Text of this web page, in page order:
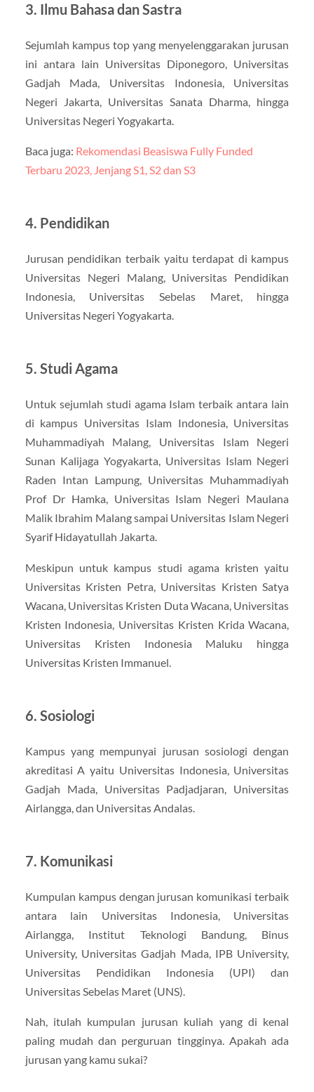
3. Ilmu Bahasa dan Sastra
Sejumlah kampus top yang menyelenggarakan jurusan
ini antara lain Universitas Diponegoro, Universitas
Gadjah Mada, Universitas Indonesia, Universitas
Negeri Jakarta, Universitas Sanata Dharma, hingga
Universitas Negeri Yogyakarta.
Baca juga: Rekomendasi Beasiswa Fully Funded
Terbaru 2023, Jenjang S1, S2 dan S3
4. Pendidikan
Jurusan pendidikan terbaik yaitu terdapat di kampus
Universitas Negeri Malang, Universitas Pendidikan
Indonesia, Universitas Sebelas Maret, hingga
Universitas Negeri Yogyakarta.
5. Studi Agama
Untuk sejumlah studi agama Islam terbaik antara lain
di kampus Universitas Islam Indonesia, Universitas
Muhammadiyah Malang, Universitas Islam Negeri
Sunan Kalijaga Yogyakarta, Universitas Islam Negeri
Raden Intan Lampung, Universitas Muhammadiyah
Prof Dr Hamka, Universitas Islam Negeri Maulana
Malik Ibrahim Malang sampai Universitas Islam Negeri
Syarif Hidayatullah Jakarta.
Meskipun untuk kampus studi agama kristen yaitu
Universitas Kristen Petra, Universitas Kristen Satya
Wacana, Universitas Kristen Duta Wacana, Universitas
Kristen Indonesia, Universitas Kristen Krida Wacana,
Universitas Kristen Indonesia Maluku hingga
Universitas Kristen Immanuel.
6. Sosiologi
Kampus yang mempunyai jurusan sosiologi dengan
akreditasi A yaitu Universitas Indonesia, Universitas
Gadjah Mada, Universitas Padjadjaran, Universitas
Airlangga, dan Universitas Andalas.
7. Komunikasi
Kumpulan kampus dengan jurusan komunikasi terbaik
antara lain Universitas Indonesia, Universitas
Airlangga, Institut Teknologi Bandung, Binus
University, Universitas Gadjah Mada, IPB University,
Universitas Pendidikan Indonesia (UPI) dan
Universitas Sebelas Maret (UNS).
Nah, itulah kumpulan jurusan kuliah yang di kenal
paling mudah dan perguruan tingginya. Apakah ada
jurusan yang kamu sukai?